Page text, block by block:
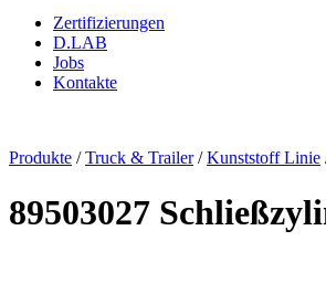
Zertifizierungen
D.LAB
Jobs
Kontakte
Produkte /Truck & Trailer/Kunststoff Linie
89503027